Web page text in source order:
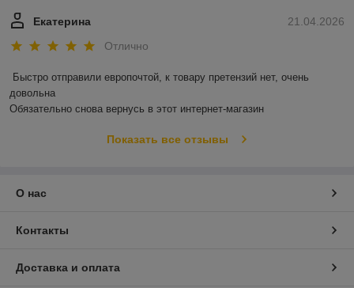
21.04.2026
Екатерина
Отлично
Быстро отправили европочтой, к товару претензий нет, очень
довольна
Обязательно снова вернусь в этот интернет-магазин
Показать все отзывы
О нас
Контакты
Доставка и оплата